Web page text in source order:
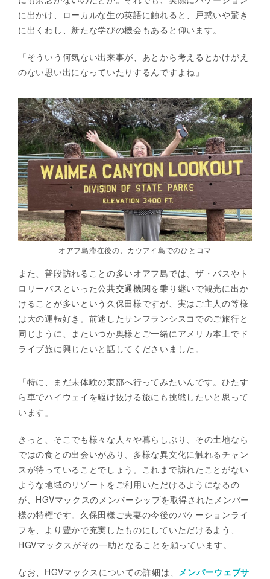
に出かけ、ローカルな生の英語に触れると、戸惑いや驚き
に出くわし、新たな学びの機会もあると仰います。
「そういう何気ない出来事が、あとから考えるとかけがえ
のない思い出になっていたりするんですよね」
オアフ島滞在後の、カウアイ島でのひとコマ
また、普段訪れることの多いオアフ島では、ザ・バスやト
ロリーバスといった公共交通機関を乗り継いで観光に出か
けることが多いという久保田様ですが、実はご主人の等様
は大の運転好き。前述したサンフランシスコでのご旅行と
同じように、またいつか奥様とご一緒にアメリカ本土でド
ライブ旅に興じたいと話してくださいました。
「特に、まだ未体験の東部へ行ってみたいんです。ひたす
ら車でハイウェイを駆け抜ける旅にも挑戦したいと思って
います」
きっと、そこでも様々な人々や暮らしぶり、その土地なら
ではの食との出会いがあり、多様な異文化に触れるチャン
スが待っていることでしょう。これまで訪れたことがない
ような地域のリゾートをご利用いただけるようになるの
が、HGVマックスのメンバーシップを取得されたメンバー
様の特権です。久保田様ご夫妻の今後のバケーションライ
フを、より豊かで充実したものにしていただけるよう、
HGVマックスがその一助となることを願っています。
なお、HGVマックスについての詳細は、 メンバーウェブサ